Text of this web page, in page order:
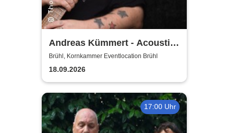
Andreas Kümmert - Acoustic
Duo
Brühl, Kornkammer Eventlocation Brühl
18.09.2026
17:00 Uhr